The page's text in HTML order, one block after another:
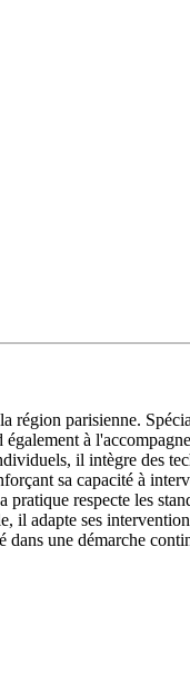
région parisienne.
à
il intègre des
sa capacité à
respecte les
il adapte ses
une démarche